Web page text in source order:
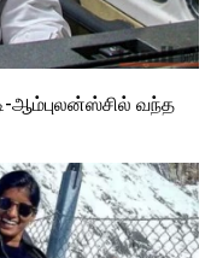
ஆம்புலன்ஸ்சில் வந்த